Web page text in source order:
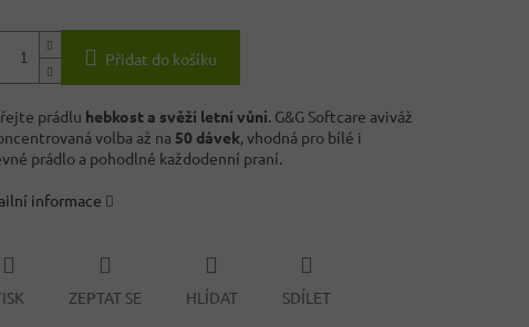
Přidat do košíku
prádlu hebkost a svěží letní vůni. G&G Softcare aviváž
volba až na 50 dávek, vhodná pro bílé i
prádlo a pohodlné každodenní praní.
informace
ZEPTAT SE HLÍDAT SDÍLET